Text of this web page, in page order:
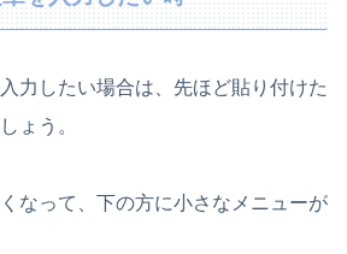
力したい場合は、先ほど貼り付けた
ょう。
なって、下の方に小さなメニューが